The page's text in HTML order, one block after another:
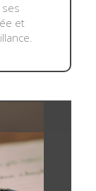
et